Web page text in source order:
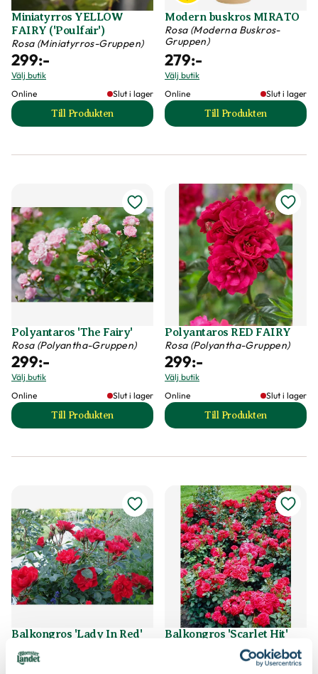
Miniatyrros YELLOW
FAIRY ('Poulfair')
Rosa (Miniatyrros-Gruppen)
299:-
Välj butik
Online
Slut i lager
Till Produkten
till Miniatyrros YELLOW FAIRY ('Poulfair')
Modern buskros MIRATO
Rosa (Moderna Buskros-
Gruppen)
279:-
Välj butik
Online
Slut i lager
Till Produkten
till Modern
Polyantaros 'The Fairy'
Rosa (Polyantha-Gruppen)
299:-
Välj butik
Online
Slut i lager
Till Produkten
till Polyantaros 'The Fairy' produktsida
Polyantaros RED FAIRY
Rosa (Polyantha-Gruppen)
299:-
Välj butik
Online
Slut i lager
Till Produkten
till Polyantaros
Balkongros 'Lady In Red'
('Relax0001')
Rosa Mini-Flora-Gruppen
Balkongros 'Scarlet Hit'
Rosa Mini-Flora-Gruppen